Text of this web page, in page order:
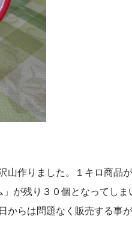
山作りました。１キロ商品
が残り３０個となってしま
らは問題なく販売する事が